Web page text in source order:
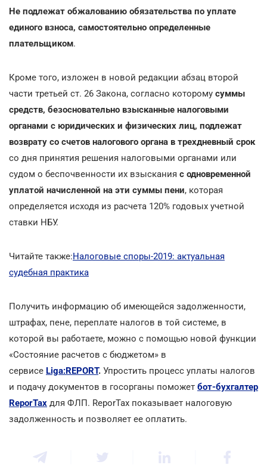
Не подлежат обжалованию обязательства по уплате
единого взноса, самостоятельно определенные
плательщиком.
Кроме того, изложен в новой редакции абзац второй
части третьей ст. 26 Закона, согласно которому суммы
средств, безосновательно взысканные налоговыми
органами с юридических и физических лиц, подлежат
возврату со счетов налогового органа в трехдневный срок
со дня принятия решения налоговыми органами или
судом о беспочвенности их взыскания с одновременной
уплатой начисленной на эти суммы пени, которая
определяется исходя из расчета 120% годовых учетной
ставки НБУ.
Читайте также:Налоговые споры-2019: актуальная
судебная практика
Получить информацию об имеющейся задолженности,
штрафах, пене, переплате налогов в той системе, в
которой вы работаете, можно с помощью новой функции
«Состояние расчетов с бюджетом» в
сервисе Liga:REPORT. Упростить процесс уплаты налогов
и подачу документов в госорганы поможет бот-бухгалтер
ReporTax для ФЛП. ReporTax показывает налоговую
задолженность и позволяет ее оплатить.